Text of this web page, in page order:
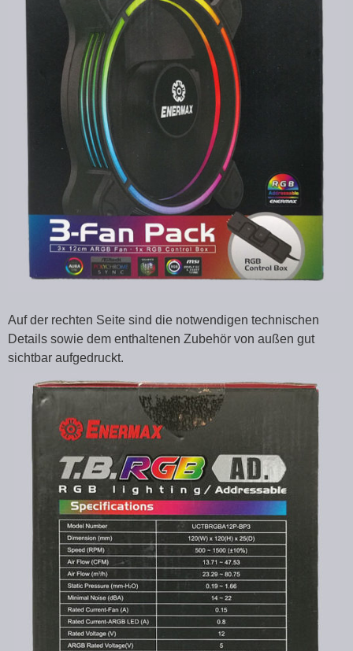
Auf der rechten Seite sind die notwendigen technischen
Details sowie dem enthaltenen Zubehör von außen gut
sichtbar aufgedruckt.